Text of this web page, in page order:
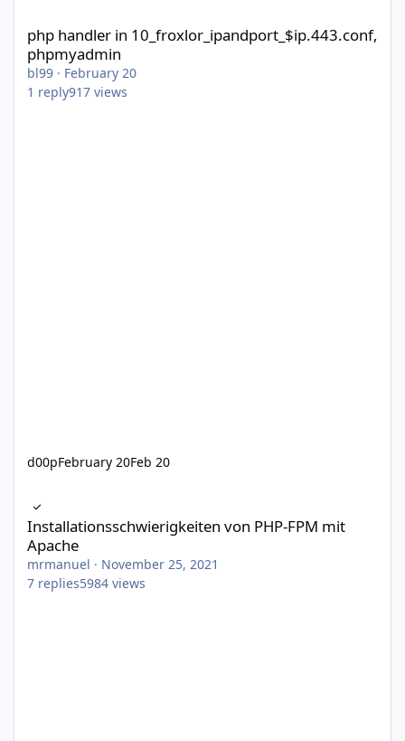
php handler in 10_froxlor_ipandport_$ip.443.conf,
phpmyadmin
bl99 · February 20
1 reply917 views
d00pFebruary 20Feb 20
Installationsschwierigkeiten von PHP-FPM mit
Apache
mrmanuel · November 25, 2021
7 replies5984 views